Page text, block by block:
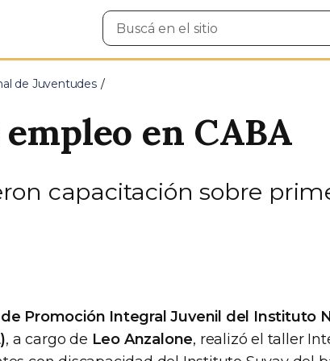
Buscar
en
de Juventudes
en CABA
capacitación sobre
Promoción Integral Juvenil del Instituto
, a cargo de Leo Anzalone, realizó el taller